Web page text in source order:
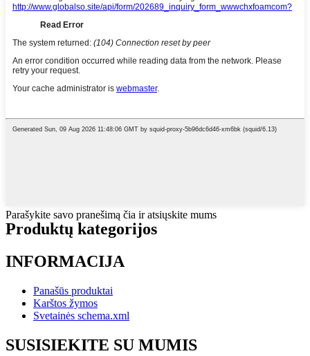
Parašykite savo pranešimą čia ir atsiųskite mums
Produktų kategorijos
INFORMACIJA
Panašūs produktai
Karštos žymos
Svetainės schema.xml
SUSISIEKITE SU MUMIS